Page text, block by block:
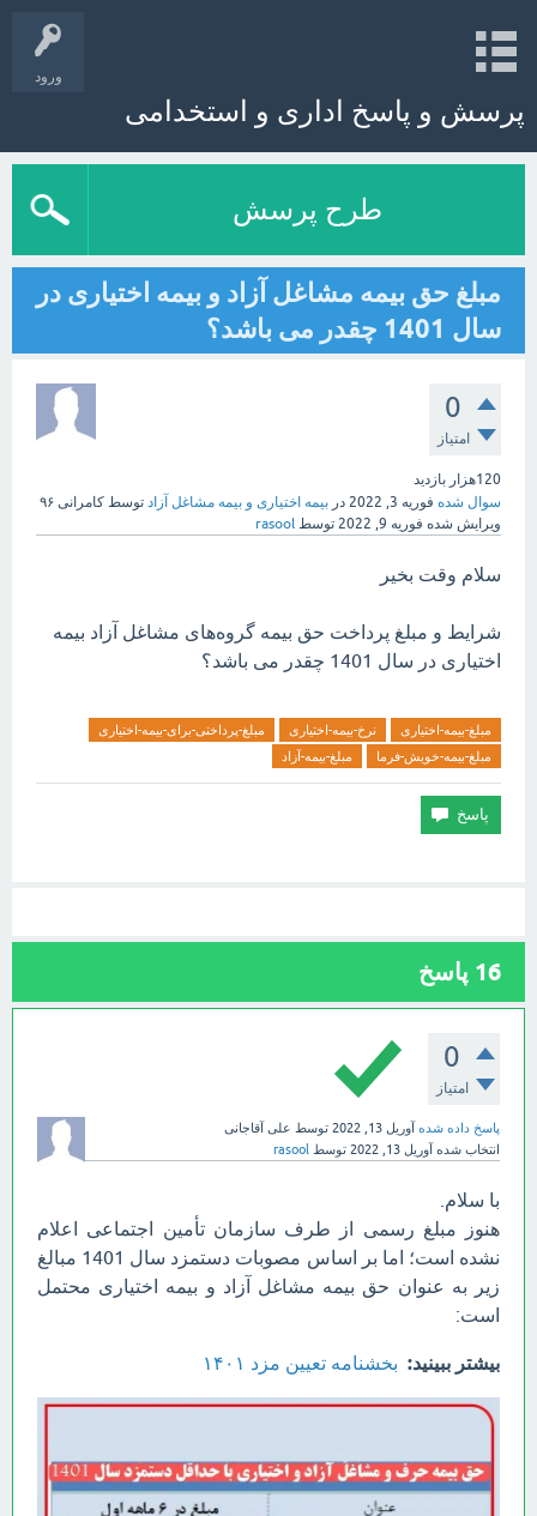
ورود
پرسش و پاسخ اداری و استخدامی
طرح پرسش
مبلغ حق بیمه مشاغل آزاد و بیمه اختیاری در
سال 1401 چقدر می باشد؟
0
امتیاز
120هزار
بازدید
سوال شده فوریه 3, 2022 در بیمه اختیاری و بیمه مشاغل آزاد توسط کامرانی ۹۶
ویرایش شده فوریه 9, 2022 توسط rasool
سلام وقت بخیر
شرایط و مبلغ پرداخت حق بیمه گروه‌های مشاغل آزاد بیمه
اختیاری در سال 1401 چقدر می باشد؟
مبلغ-بیمه-اختیاری نرخ-بیمه-اختیاری
مبلغ-پرداختی-برای-بیمه-اختیاری
مبلغ-بیمه-خویش-فرما
مبلغ-بیمه-آزاد
16 پاسخ
0
امتیاز
پاسخ داده شده آوریل 13, 2022 توسط علی آقاجانی
انتخاب شده آوریل 13, 2022 توسط rasool
با سلام.
هنوز مبلغ رسمی از طرف سازمان تأمین اجتماعی اعلام
نشده است؛ اما بر اساس مصوبات دستمزد سال 1401 مبالغ
زیر به عنوان حق بیمه مشاغل آزاد و بیمه اختیاری محتمل
است:
بیشتر ببینید: بخشنامه تعیین مزد ۱۴۰۱